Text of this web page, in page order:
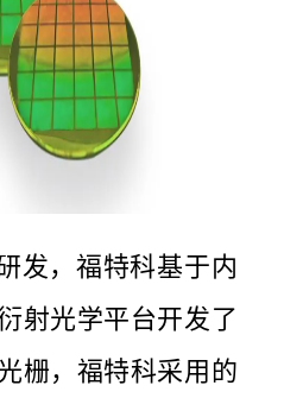
发，福特科基于内
射光学平台开发了
栅，福特科采用的